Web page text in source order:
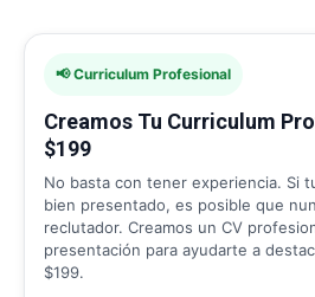
📢 Curriculum Profesional
Creamos Tu Curriculum
$199
No basta con tener experiencia. Si
bien presentado, es posible que
reclutador. Creamos un CV
presentación para ayudarte a
$199.